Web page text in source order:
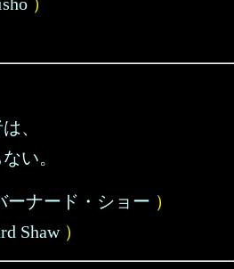
、
い。
ーナード・ショー ）
Shaw）